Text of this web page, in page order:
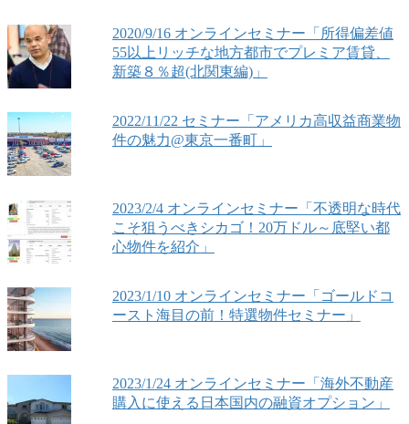
2020/9/16 オンラインセミナー「所得偏差値
55以上リッチな地方都市でプレミア賃貸、
新築８％超(北関東編)」
2022/11/22 セミナー「アメリカ高収益商業物
件の魅力@東京一番町」
2023/2/4 オンラインセミナー「不透明な時代
こそ狙うべきシカゴ！20万ドル～底堅い都
心物件を紹介」
2023/1/10 オンラインセミナー「ゴールドコ
ースト海目の前！特選物件セミナー」
2023/1/24 オンラインセミナー「海外不動産
購入に使える日本国内の融資オプション」